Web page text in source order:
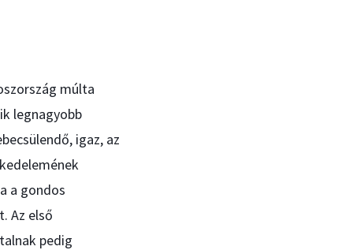
múlta
legnagyobb
igaz, az
a gondos
Az első
pedig